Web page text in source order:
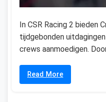
In CSR Racing 2 bieden
tijdgebonden
crews aanmoedigen.
Read More